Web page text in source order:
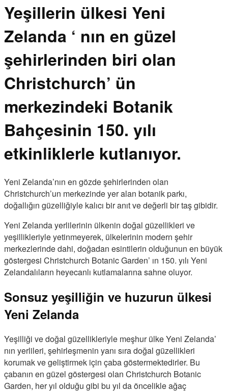
Yeşillerin ülkesi Yeni
Zelanda ‘ nın en güzel
şehirlerinden biri olan
Christchurch’ ün
merkezindeki Botanik
Bahçesinin 150. yılı
etkinliklerle kutlanıyor.
Yeni Zelanda’nın en gözde şehirlerinden olan
Christchurch’un merkezinde yer alan botanik parkı,
doğallığın güzelliğiyle kalıcı bir anıt ve değerli bir taş gibidir.
Yeni Zelanda yerlilerinin ülkenin doğal güzellikleri ve
yeşillikleriyle yetinmeyerek, ülkelerinin modern şehir
merkezlerinde dahi, doğadan esintilerin olduğunun en büyük
göstergesi Christchurch Botanic Garden’ ın 150. yılı Yeni
Zelandalıların heyecanlı kutlamalarına sahne oluyor.
Sonsuz yeşilliğin ve huzurun ülkesi
Yeni Zelanda
Yeşilliği ve doğal güzellikleriyle meşhur ülke Yeni Zelanda’
nın yerlileri, şehirleşmenin yanı sıra doğal güzellikleri
korumak ve geliştirmek için çaba göstermektedirler. Bu
çabanın en güzel göstergesi olan Christchurch Botanic
Garden, her yıl olduğu gibi bu yıl da öncelikle ağaç